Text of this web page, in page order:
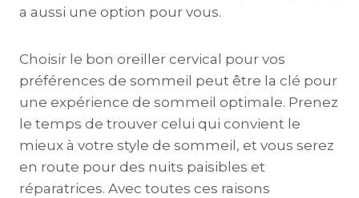
a aussi une option pour vous.
Choisir le bon oreiller cervical pour vos
préférences de sommeil peut être la clé pour
une expérience de sommeil optimale. Prenez
le temps de trouver celui qui convient le
mieux à votre style de sommeil, et vous serez
en route pour des nuits paisibles et
réparatrices. Avec toutes ces raisons